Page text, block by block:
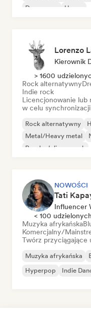
Dream pop
House
Lorenzo
Kierownik
> 1600
Rock alternatywny
Indie rock
Licencjonowanie
w celu
Rock alternatywny
Metal/Heavy metal
Psychedeliczny rock
NOWOŚCI
Tati
Influencer
< 100
Muzyka afrykańska
Komercjalny/
Twórz przyciągające
Muzyka afrykańska
Hyperpop
Indie